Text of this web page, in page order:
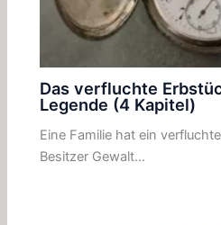
Das verfluchte
Legende (4 Kapitel)
Eine Familie hat ein
Besitzer Gewalt…